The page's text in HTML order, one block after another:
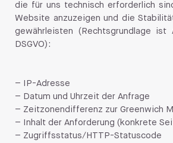
die für uns technisch erforderlich
Website anzuzeigen und die
gewährleisten (Rechtsgrundlage
DSGVO):
– IP-Adresse
– Datum und Uhrzeit der Anfrage
– Zeitzonendifferenz zur Greenwich
– Inhalt der Anforderung (konkrete
– Zugriffsstatus/HTTP-Statuscode